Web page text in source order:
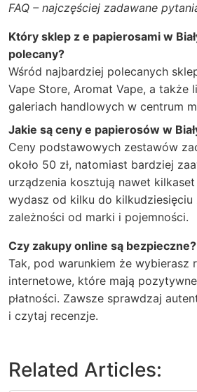
FAQ – najczęściej zadawane
Który sklep z e papierosami w
polecany?
Wśród najbardziej polecanych
Vape Store, Aromat Vape, a także
galeriach handlowych w centrum
Jakie są ceny e papierosów w
Ceny podstawowych zestawów
około 50 zł, natomiast bardziej
urządzenia kosztują nawet
wydasz od kilku do kilkudziesięciu
zależności od marki i pojemności.
Czy zakupy online są bezpieczne?
Tak, pod warunkiem że wybierasz
internetowe, które mają
płatności. Zawsze sprawdzaj
i czytaj recenzje.
Related Articles: